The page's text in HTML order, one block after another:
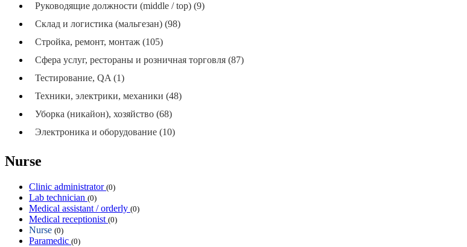
Руководящие должности (middle / top) (9)
Склад и логистика (мальгезан) (98)
Стройка, ремонт, монтаж (105)
Сфера услуг, рестораны и розничная торговля (87)
Тестирование, QA (1)
Техники, электрики, механики (48)
Уборка (никайон), хозяйство (68)
Электроника и оборудование (10)
Nurse
Clinic administrator (0)
Lab technician (0)
Medical assistant / orderly (0)
Medical receptionist (0)
Nurse (0)
Paramedic (0)